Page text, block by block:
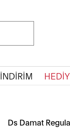
İNDİRİM
Ds Damat